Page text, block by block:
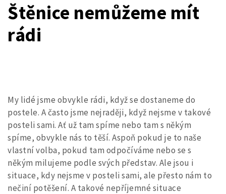
Štěnice nemůžeme mít
rádi
My lidé jsme obvykle rádi, když se dostaneme do
postele. A často jsme nejraději, když nejsme v takové
posteli sami. Ať už tam spíme nebo tam s někým
spíme, obvykle nás to těší. Aspoň pokud je to naše
vlastní volba, pokud tam odpočíváme nebo se s
někým milujeme podle svých představ. Ale jsou i
situace, kdy nejsme v posteli sami, ale přesto nám to
nečiní potěšení. A takové nepříjemné situace